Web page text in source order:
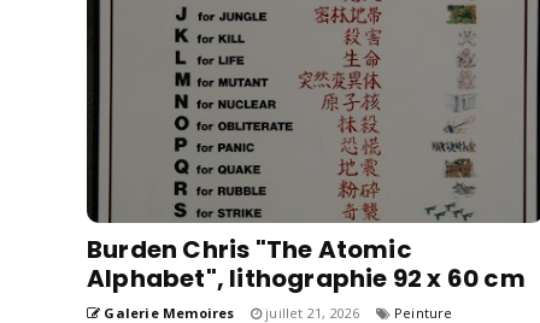
Burden Chris "The Atomic
Alphabet", lithographie 92 x 60 cm
Galerie Memoires juillet 21, 2026 Peinture